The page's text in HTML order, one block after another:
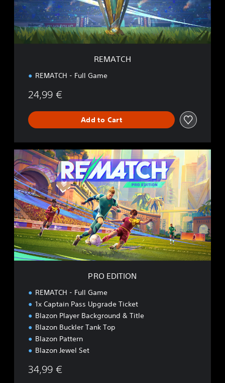
REMATCH
REMATCH - Full Game
24,99 €
Add to Cart
R
O
E
D
I
T
I
O
N
PRO EDITION
REMATCH - Full Game
1x Captain Pass Upgrade Ticket
Blazon Player Background & Title
Blazon Buckler Tank Top
Blazon Pattern
Blazon Jewel Set
34,99 €